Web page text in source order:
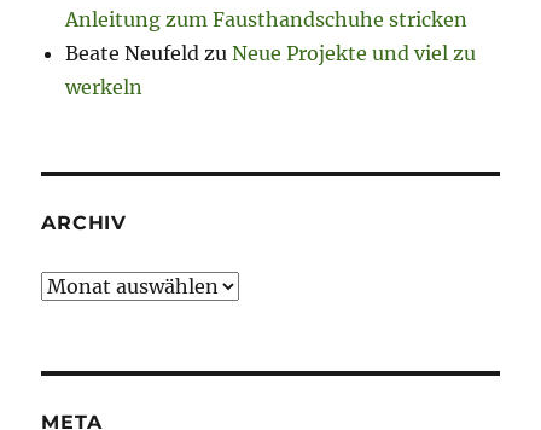
Anleitung zum Fausthandschuhe stricken
Beate Neufeld zuNeue Projekte und viel zu
werkeln
ARCHIV
Archiv
META